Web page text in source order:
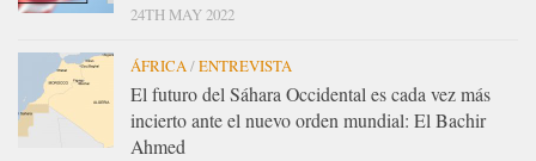
24TH MAY 2022
ÁFRICA/ENTREVISTA
El futuro del Sáhara Occidental es cada vez más
incierto ante el nuevo orden mundial: El Bachir
Ahmed